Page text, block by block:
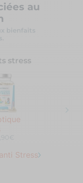
au
bienfaits
stress
Stress